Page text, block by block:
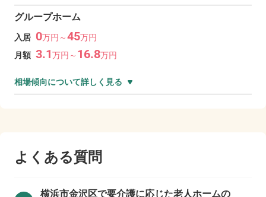
グループホーム
入居 0万円～45万円
月額 3.1万円～ 16.8万円
相場傾向について詳しく見る
よくある質問
横浜市金沢区で要介護に応じた老人ホームの